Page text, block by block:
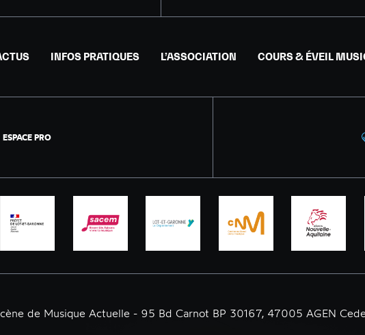
INFOS PRATIQUES L’ASSOCIATION COURS & ÉVEIL
ESPACE PRO
de Musique Actuelle - 95 Bd Carnot BP 30167, 47005 AGEN